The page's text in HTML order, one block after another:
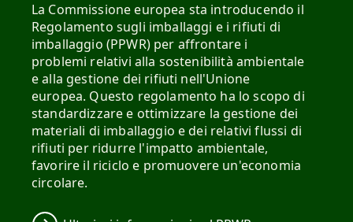
La Commissione europea sta introducendo il
Regolamento sugli imballaggi e i rifiuti di
imballaggio (PPWR) per affrontare i
problemi relativi alla sostenibilità ambientale
e alla gestione dei rifiuti nell'Unione
europea. Questo regolamento ha lo scopo di
standardizzare e ottimizzare la gestione dei
materiali di imballaggio e dei relativi flussi di
rifiuti per ridurre l'impatto ambientale,
favorire il riciclo e promuovere un'economia
circolare.